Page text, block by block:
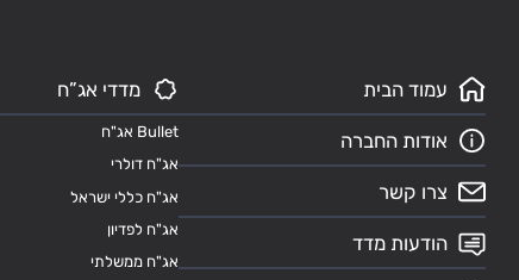
עמוד הבית
אודות החברה
צרו קשר
הודעות מדד
מדדי אג”ח
Bullet אג"ח
אג"ח דולרי
אג"ח כללי ישראל
אג"ח לפדיון
אג"ח ממשלתי